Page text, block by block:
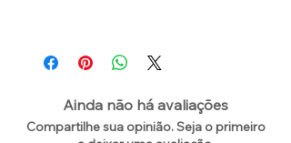
Ainda não há avaliações
Compartilhe sua opinião. Seja o primeiro